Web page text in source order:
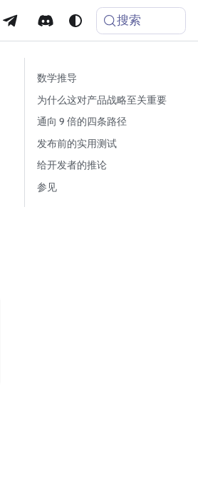
搜索
数学推导
为什么这对产品战略至关重要
通向 9 倍的四条路径
发布前的实用测试
给开发者的推论
参见